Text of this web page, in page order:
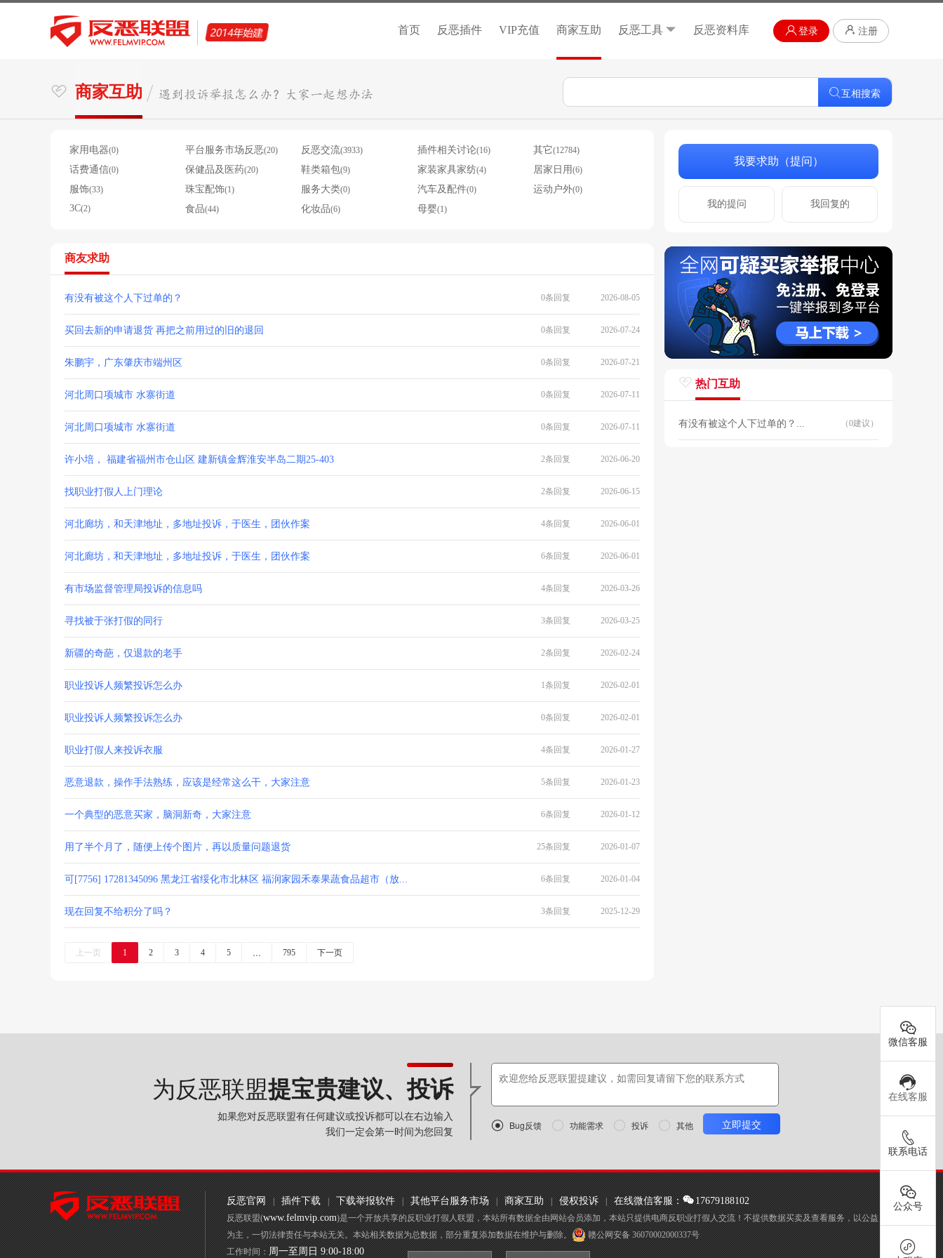
首页 反恶插件 VIP充值 商家互助 反恶工具 反恶资料库 登录 注册
微信客服
在线客服
联系电话
公众号
商家互助 互相搜索
家用电器(0) 平台服务市场反恶(20) 反恶交流(3933) 插件相关讨论(16) 其它(12784)
话费通信(0) 保健品及医药(20) 鞋类箱包(9) 家装家具家纺(4) 居家日用(6)
服饰(33) 珠宝配饰(1) 服务大类(0) 汽车及配件(0) 运动户外(0)
3C(2) 食品(44) 化妆品(6) 母婴(1)
商友求助
有没有被这个人下过单的？ 0条回复 2026-08-05
买回去新的申请退货 再把之前用过的旧的退回 0条回复 2026-07-24
朱鹏宇，广东肇庆市端州区 0条回复 2026-07-21
河北周口项城市 水寨街道 0条回复 2026-07-11
河北周口项城市 水寨街道 0条回复 2026-07-11
许小培， 福建省福州市仓山区 建新镇金辉淮安半岛二期25-403 2条回复 2026-06-20
找职业打假人上门理论 2条回复 2026-06-15
河北廊坊，和天津地址，多地址投诉，于医生，团伙作案 4条回复 2026-06-01
河北廊坊，和天津地址，多地址投诉，于医生，团伙作案 6条回复 2026-06-01
有市场监督管理局投诉的信息吗 4条回复 2026-03-26
寻找被于张打假的同行 3条回复 2026-03-25
新疆的奇葩，仅退款的老手 2条回复 2026-02-24
职业投诉人频繁投诉怎么办 1条回复 2026-02-01
职业投诉人频繁投诉怎么办 0条回复 2026-02-01
职业打假人来投诉衣服 4条回复 2026-01-27
恶意退款，操作手法熟练，应该是经常这么干，大家注意 5条回复 2026-01-23
一个典型的恶意买家，脑洞新奇，大家注意 6条回复 2026-01-12
用了半个月了，随便上传个图片，再以质量问题退货 25条回复 2026-01-07
可[7756] 17281345096 黑龙江省绥化市北林区 福润家园禾泰果蔬食品超市（放... 6条回复 2026-01-04
现在回复不给积分了吗？ 3条回复 2025-12-29
上一页 1 2 3 4 5 … 795 下一页
我要求助（提问）
我的提问 我回复的
热门互助
有没有被这个人下过单的？... （0建议）
为反恶联盟提宝贵建议、投诉
如果您对反恶联盟有任何建议或投诉都可以在右边输入
我们一定会第一时间为您回复
 Bug反馈  功能需求  投诉  其他
反恶官网 | 插件下载 | 下载举报软件 | 其他平台服务市场 | 商家互助 | 侵权投诉 | 在线微信客服： 17679188102
反恶联盟(www.felmvip.com)是一个开放共享的反职业打假人联盟，本站所有数据全由网站会员添加，本站只提供电商反职业打假人交流！不提供数据买卖及查看服务，以公益
为主，一切法律责任与本站无关。本站相关数据为总数据，部分重复添加数据在维护与删除。
赣公网安备 36070002000337号
工作时间： 周一至周日 9:00-18:00